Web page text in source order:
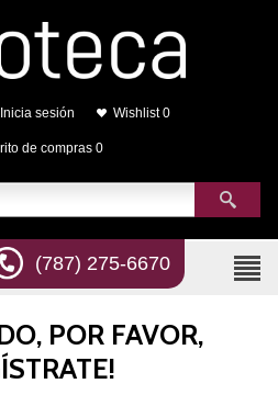
Inicia sesión Wishlist 0
de compras 0
(787) 275-6670
POR FAVOR,